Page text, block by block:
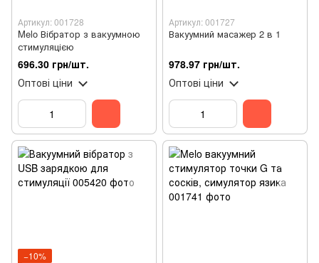
Артикул: 001728
Melo Вібратор з вакуумною
стимуляцією
696.30 грн/шт.
Оптові ціни
Артикул: 001727
Вакуумний масажер 2 в 1
978.97 грн/шт.
Оптові ціни
−10%